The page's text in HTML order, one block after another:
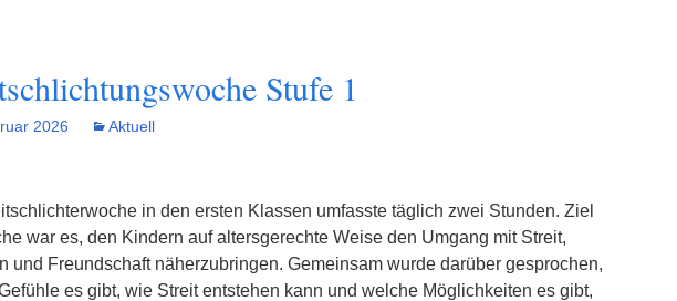
Stufe 1
2026 Aktuell
in den ersten Klassen umfasste täglich zwei Stunden. Ziel
war es, den Kindern auf altersgerechte Weise den Umgang mit Streit,
und Freundschaft näherzubringen. Gemeinsam wurde darüber gesprochen,
es gibt, wie Streit entstehen kann und welche Möglichkeiten es gibt,